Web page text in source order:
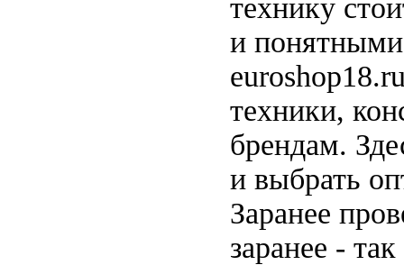
технику
и понятными
техники,
брендам.
и выбрать
Заранее
заранее -